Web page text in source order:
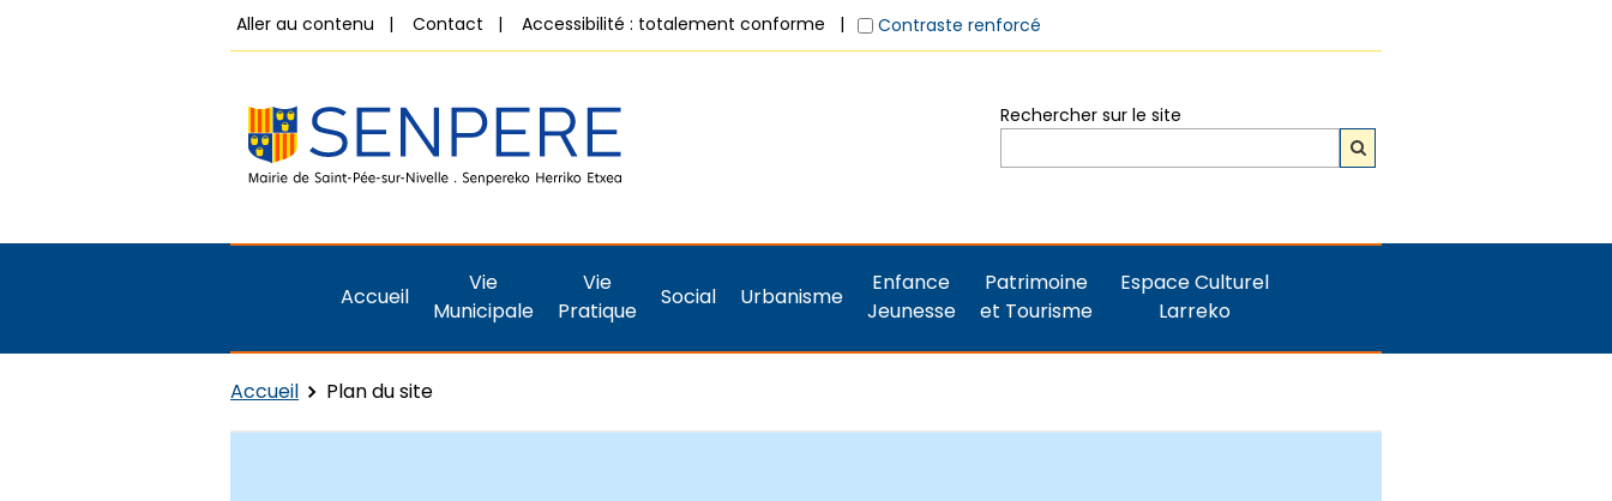
Aller au contenu Contact Accessibilité : totalement conforme Contraste renforcé
Rechercher sur le site
Accueil
Vie
Municipale
Vie
Pratique
Social Urbanisme
Enfance
Jeunesse
Patrimoine
et Tourisme
Espace Culturel
Larreko
Accueil Plan du site